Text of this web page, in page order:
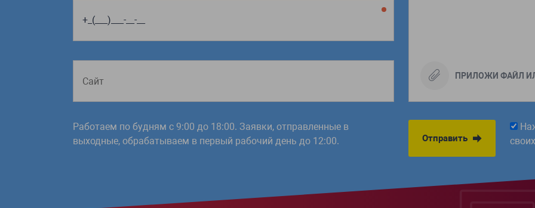
ПРИЛОЖИ ФАЙЛ
Работаем по будням с 9:00 до 18:00. Заявки, отправленные в
выходные, обрабатываем в первый рабочий день до 12:00.
Отправить
своих